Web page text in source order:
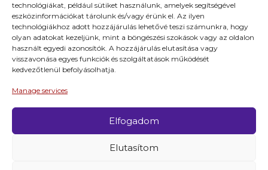
technológiákat, például sütiket használunk, amelyek segítségével
eszközinformációkat tárolunk és/vagy érünk el. Az ilyen
technológiákhoz adott hozzájárulás lehetővé teszi számunkra, hogy
olyan adatokat kezeljünk, mint a böngészési szokások vagy az oldalon
használt egyedi azonosítók. A hozzájárulás elutasítása vagy
visszavonása egyes funkciók és szolgáltatások működését
kedvezőtlenül befolyásolhatja.
Manage services
Elfogadom
Elutasítom
HASZNOS LINKEK
Adatkezelési tájékoztató
Impresszum
© 2026 Minden jog fentartva.
A keszthely.hu KIADÓJA KESZTHELY VÁROS